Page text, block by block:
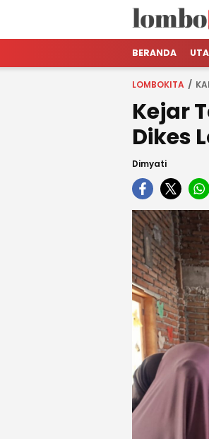
LOMBOKita
Media Berita
BERANDA
LOMBOKITA
Kejar
Dikes
Dimyati